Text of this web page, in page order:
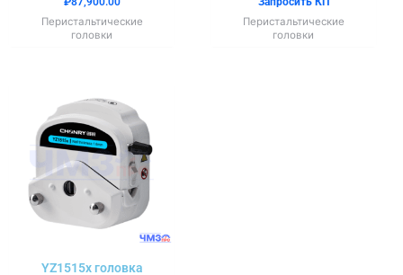
Перистальтические
головки
Перистальтические
головки
YZ1515x головка